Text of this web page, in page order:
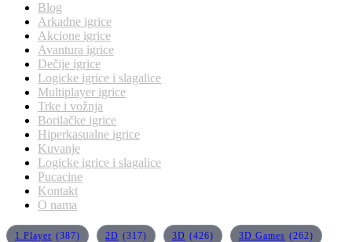
Blog
Arkadne igrice
Akcione igrice
Avantura igrice
Dečije igrice
Logicke igrice i slagalice
Multiplayer igrice
Trke i vožnja
Borilačke igrice
Hiperkasualne igrice
Kuvanje
Logicke igrice i slagalice
Pucacine
Kontakt
O nama
1 Player (387) 2D (317) 3D (426) 3D Games (262)